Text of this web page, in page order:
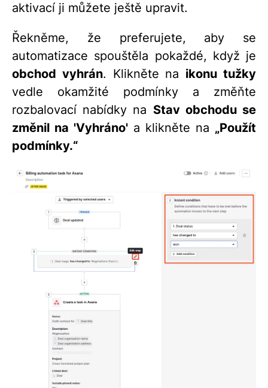
aktivací ji můžete ještě upravit.
Řekněme, že preferujete, aby se
automatizace spouštěla pokaždé, když je
obchod vyhrán. Klikněte na ikonu tužky
vedle okamžité podmínky a změňte
rozbalovací nabídky na Stav obchodu se
změnil na 'Vyhráno' a klikněte na „Použít
podmínky.“